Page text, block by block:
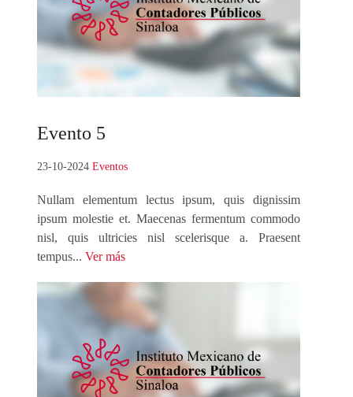
Evento 5
23-10-2024 Eventos
Nullam elementum lectus ipsum, quis dignissim
ipsum molestie et. Maecenas fermentum commodo
nisl, quis ultricies nisl scelerisque a. Praesent
tempus... Ver más